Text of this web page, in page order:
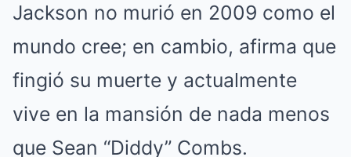
Jackson no murió en 2009 como el
mundo cree; en cambio, afirma que
fingió su muerte y actualmente
vive en la mansión de nada menos
que Sean “Diddy” Combs.